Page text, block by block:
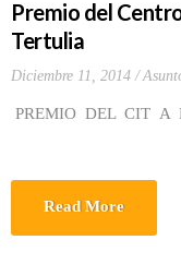
Premio del
Tertulia
Diciembre 11, 2014
PREMIO DEL CIT A
Read More